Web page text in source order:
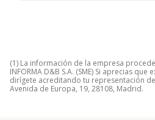
(1) La información de la empresa
INFORMA D&B S.A. (SME) Si aprecias
dirígete acreditando tu representación
Avenida de Europa, 19, 28108, Madrid.